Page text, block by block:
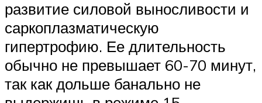
развитие силовой выносливости и
саркоплазматическую
гипертрофию. Ее длительность
обычно не превышает 60-70 минут,
так как дольше банально не